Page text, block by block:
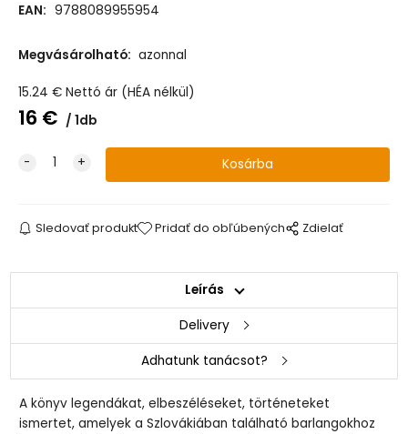
EAN: 9788089955954
Megvásárolható: azonnal
15.24 € Nettó ár (HÉA nélkül)
16 € 1db
Sledovať produkt Pridať do obľúbených Zdielať
Leírás
Delivery
Adhatunk tanácsot?
A könyv legendákat, elbeszéléseket, történeteket
ismertet, amelyek a Szlovákiában található barlangokhoz